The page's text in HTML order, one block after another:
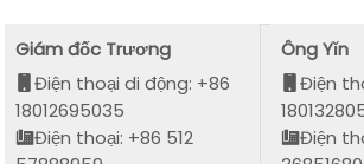
Giám đốc Trương
Điện thoại di động: +86
18012695035
Điện thoại: +86 512
Ông Yǐn
Điện
Điện